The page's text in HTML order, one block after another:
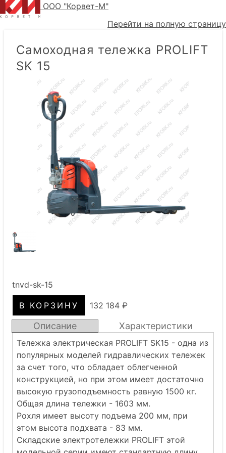
ООО "Корвет-М"
Перейти на полную страницу
Самоходная тележка PROLIFT
SK 15
tnvd-sk-15
132 184 ₽
Описание
Тележка электрическая PROLIFT SK15 - одна из
популярных моделей гидравлических тележек
за счет того, что обладает облегченной
конструкцией, но при этом имеет достаточно
высокую грузоподъемность равную 1500 кг.
Общая длина тележки - 1603 мм.
Рохля имеет высоту подъема 200 мм, при
этом высота подхвата - 83 мм.
Складские электротележки PROLIFT этой
Характеристики